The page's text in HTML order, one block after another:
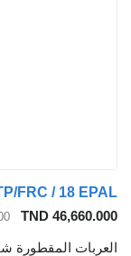
FRC / 18 EPAL
TND 46,660.000
العربات المقطورة